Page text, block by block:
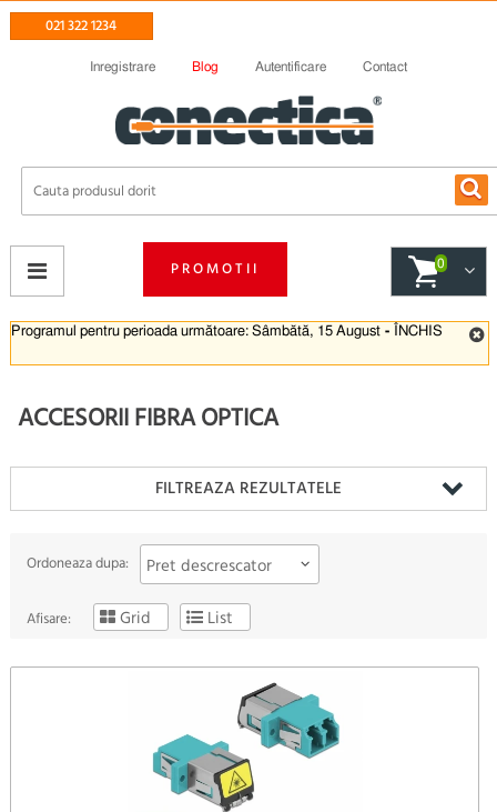
021 322 1234
Inregistrare Blog Autentificare Contact
Programul pentru perioada următoare: Sâmbătă, 15 August - ÎNCHIS
PROMOTII 0
ACCESORII FIBRA OPTICA
FILTREAZA REZULTATELE
Ordoneaza dupa: Pret descrescator
Afisare: Grid List